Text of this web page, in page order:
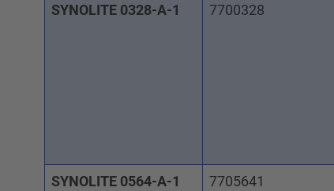
SYNOLITE 0328-A-1 7700328
SYNOLITE 0564-A-1 7705641